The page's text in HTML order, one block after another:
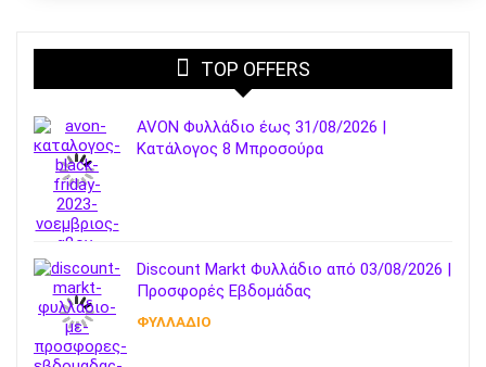
TOP OFFERS
AVON Φυλλάδιο έως 31/08/2026 |
Κατάλογος 8 Μπροσούρα
Discount Markt Φυλλάδιο από 03/08/2026 |
Προσφορές Εβδομάδας
ΦΥΛΛΑΔΙΟ